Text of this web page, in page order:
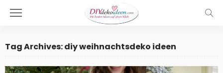
Tag Archives: diy weihnachtsdeko ideen